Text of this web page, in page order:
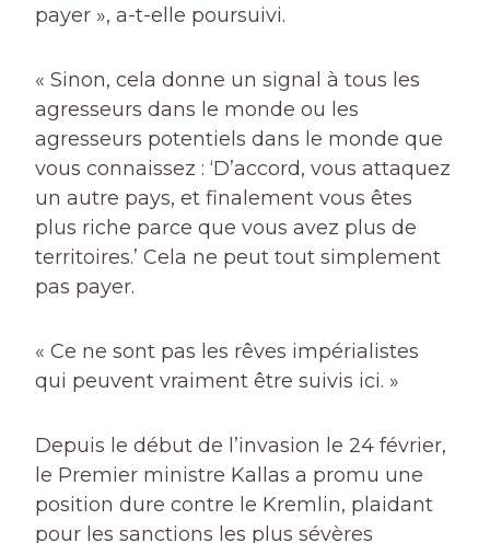
payer », a-t-elle poursuivi.
« Sinon, cela donne un signal à tous les
agresseurs dans le monde ou les
agresseurs potentiels dans le monde que
vous connaissez : ‘D’accord, vous attaquez
un autre pays, et finalement vous êtes
plus riche parce que vous avez plus de
territoires.’ Cela ne peut tout simplement
pas payer.
« Ce ne sont pas les rêves impérialistes
qui peuvent vraiment être suivis ici. »
Depuis le début de l’invasion le 24 février,
le Premier ministre Kallas a promu une
position dure contre le Kremlin, plaidant
pour les sanctions les plus sévères